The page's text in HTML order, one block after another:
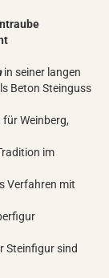
in seiner langen
Beton Steinguss
für Weinberg,
im
Verfahren mit
Steinfigur sind